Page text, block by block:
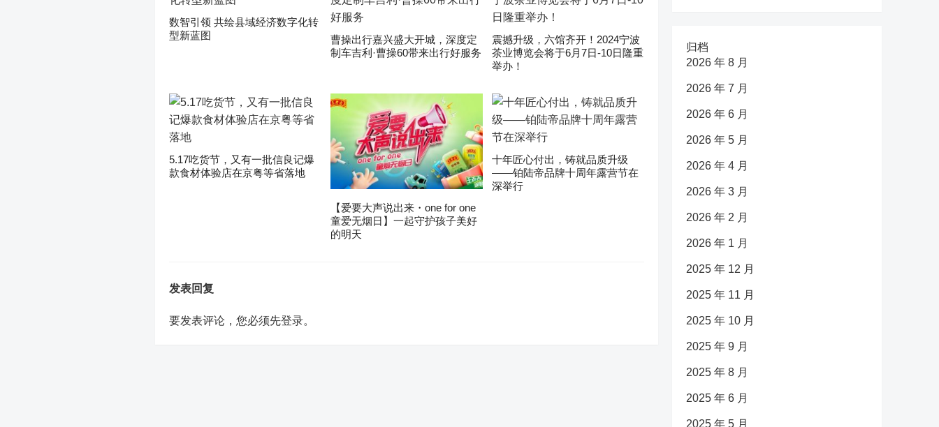
数智引领 共绘县域经济数字化转
型新蓝图
曹操出行嘉兴盛大开城，深度定
制车吉利·曹操60带来出行好服务
震撼升级，六馆齐开！2024宁波
茶业博览会将于6月7日-10日隆重
举办！
5.17吃货节，又有一批信良记爆
款食材体验店在京粤等省落地
【爱要大声说出来・one for one
童爱无烟日】一起守护孩子美好
的明天
十年匠心付出，铸就品质升级
——铂陆帝品牌十周年露营节在
深举行
发表回复
要发表评论，您必须先登录。
归档
2026 年 8 月
2026 年 7 月
2026 年 6 月
2026 年 5 月
2026 年 4 月
2026 年 3 月
2026 年 2 月
2026 年 1 月
2025 年 12 月
2025 年 11 月
2025 年 10 月
2025 年 9 月
2025 年 8 月
2025 年 6 月
2025 年 5 月